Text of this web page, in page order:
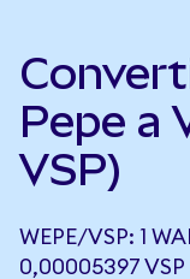
Pepe a
VSP)
WEPE/VSP: 1
0,00005397 VSP